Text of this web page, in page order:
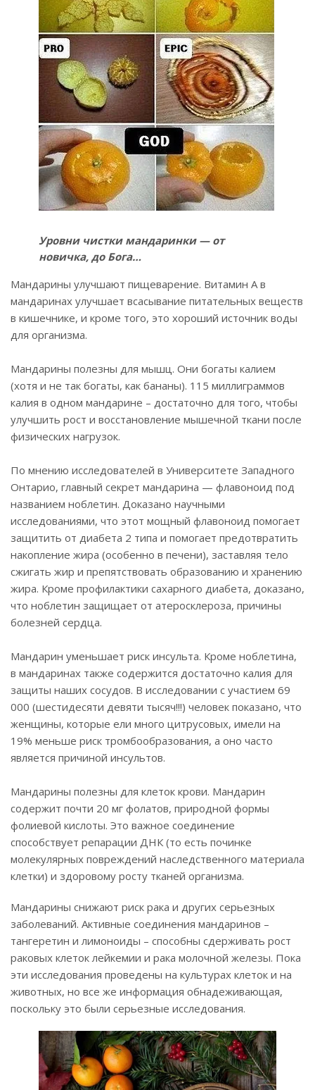
Уровни чистки мандаринки — от
новичка, до Бога…
Мандарины улучшают пищеварение. Витамин А в
мандаринах улучшает всасывание питательных веществ
в кишечнике, и кроме того, это хороший источник воды
для организма.
Мандарины полезны для мышц. Они богаты калием
(хотя и не так богаты, как бананы). 115 миллиграммов
калия в одном мандарине – достаточно для того, чтобы
улучшить рост и восстановление мышечной ткани после
физических нагрузок.
По мнению исследователей в Университете Западного
Онтарио, главный секрет мандарина — флавоноид под
названием ноблетин. Доказано научными
исследованиями, что этот мощный флавоноид помогает
защитить от диабета 2 типа и помогает предотвратить
накопление жира (особенно в печени), заставляя тело
сжигать жир и препятствовать образованию и хранению
жира. Кроме профилактики сахарного диабета, доказано,
что ноблетин защищает от атеросклероза, причины
болезней сердца.
Мандарин уменьшает риск инсульта. Кроме ноблетина,
в мандаринах также содержится достаточно калия для
защиты наших сосудов. В исследовании с участием 69
000 (шестидесяти девяти тысяч!!!) человек показано, что
женщины, которые ели много цитрусовых, имели на
19% меньше риск тромбообразования, а оно часто
является причиной инсультов.
Мандарины полезны для клеток крови. Мандарин
содержит почти 20 мг фолатов, природной формы
фолиевой кислоты. Это важное соединение
способствует репарации ДНК (то есть починке
молекулярных повреждений наследственного материала
клетки) и здоровому росту тканей организма.
Мандарины снижают риск рака и других серьезных
заболеваний. Активные соединения мандаринов –
тангеретин и лимоноиды – способны сдерживать рост
раковых клеток лейкемии и рака молочной железы. Пока
эти исследования проведены на культурах клеток и на
животных, но все же информация обнадеживающая,
поскольку это были серьезные исследования.